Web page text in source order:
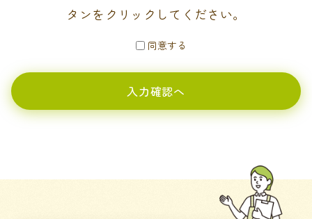
タンをクリックしてください。
同意する